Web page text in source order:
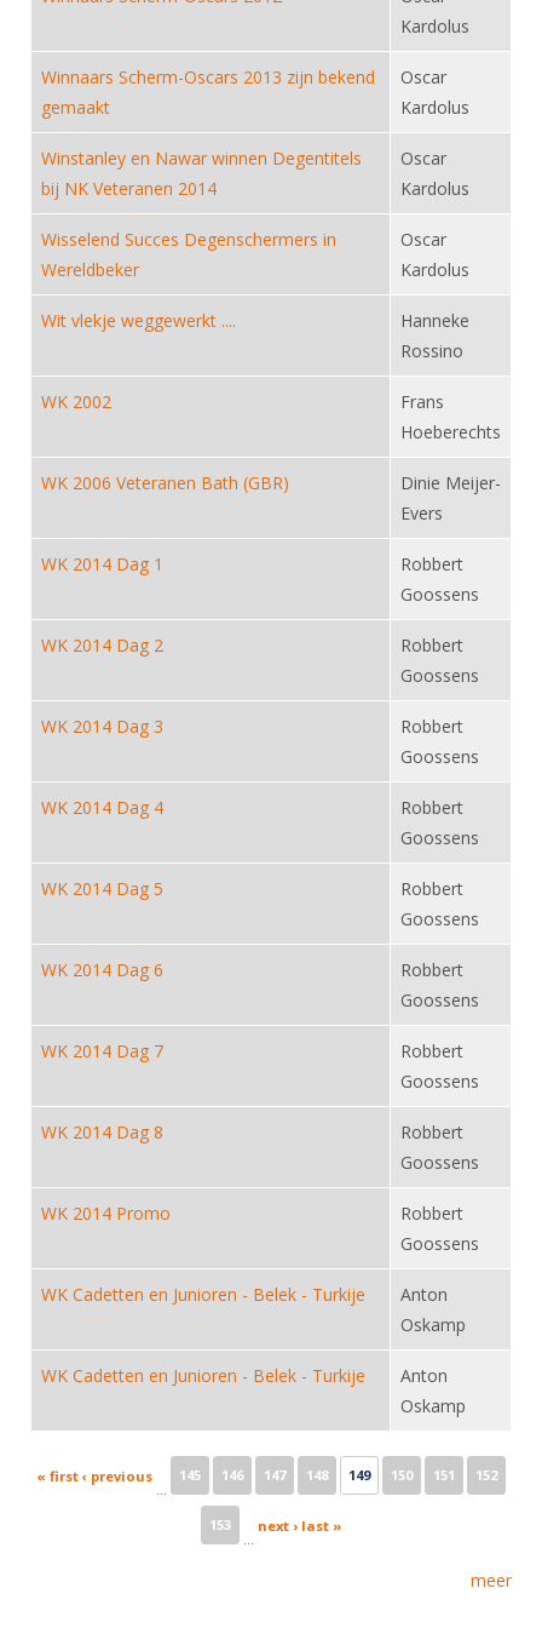
Gebruiksvoorwaarden
Handleiding
Commissies
Ereleden
Leden van Verdiensten
Vacatures
Medewerkers
Formulieren
Verenigingsondersteuning
Oprichting Vereniging
Inschrijven
Reglementen
Materiaal
Schermpaspoort
Rolstoelschermen
Wedstrijdkalender
NK's
JEC
Veteranenwedstrijden
Nieuws
Scheidsrechterslijst
Import inschrijvingen uit Nahouw
Verwerk wedstrijduitslagen
NK organiseren
DBT
FBT
Talentontwikkeling
Atletencommissie
Internationale Titeltoernooien
Internationale aanmeldingen
Voor coaches en leraren
Nieuws
Nationale opleidingen
Internationale opleidingen
Opleidingen
Leraar
Scheidsrechterslijst
Opleidingen
Archief
Infotheek
ALV
Nieuws
Kardolus
Winnaars Scherm-Oscars 2013 zijn bekend
gemaakt
Oscar
Kardolus
Winstanley en Nawar winnen Degentitels
bij NK Veteranen 2014
Oscar
Kardolus
Wisselend Succes Degenschermers in
Wereldbeker
Oscar
Kardolus
Wit vlekje weggewerkt ....
Hanneke
Rossino
WK 2002
Frans
Hoeberechts
WK 2006 Veteranen Bath (GBR)
Dinie Meijer-
Evers
WK 2014 Dag 1
Robbert
Goossens
WK 2014 Dag 2
Robbert
Goossens
WK 2014 Dag 3
Robbert
Goossens
WK 2014 Dag 4
Robbert
Goossens
WK 2014 Dag 5
Robbert
Goossens
WK 2014 Dag 6
Robbert
Goossens
WK 2014 Dag 7
Robbert
Goossens
WK 2014 Dag 8
Robbert
Goossens
WK 2014 Promo
Robbert
Goossens
WK Cadetten en Junioren - Belek - Turkije
Anton
Oskamp
WK Cadetten en Junioren - Belek - Turkije
Anton
Oskamp
Pages
« first ‹ previous
…
145 146 147 148 149 150 151 152
153
…
next › last »
meer